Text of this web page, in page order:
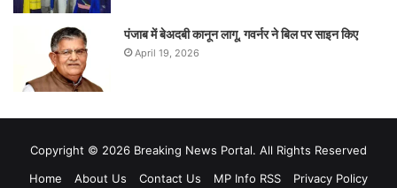
पंजाब में बेअदबी कानून लागू, गवर्नर ने बिल पर साइन किए
April 19, 2026
Copyright © 2026 Breaking News Portal. All Rights Reserved
Home
About Us Contact Us MP Info RSS Privacy Policy